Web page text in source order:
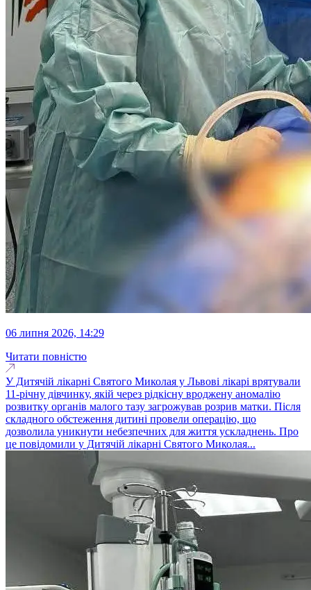
06 липня 2026, 14:29
Читати повністю
У Дитячій лікарні Святого Миколая у Львові лікарі врятували
11-річну дівчинку, якій через рідкісну вроджену аномалію
розвитку органів малого тазу загрожував розрив матки. Після
складного обстеження дитині провели операцію, що
дозволила уникнути небезпечних для життя ускладнень. Про
це повідомили у Дитячій лікарні Святого Миколая...